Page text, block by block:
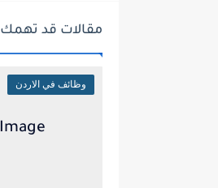
مقالات قد تهمك
وظائف في الاردن